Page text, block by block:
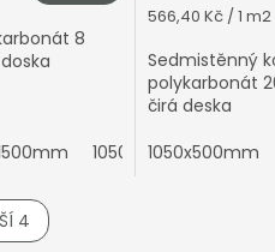
1050x2500mm
8
1050x2000mm
Měrná
566,40 Kč / 1 m2
Sedmistěnný
polykarbonát
čirá deska
1050x500mm
4